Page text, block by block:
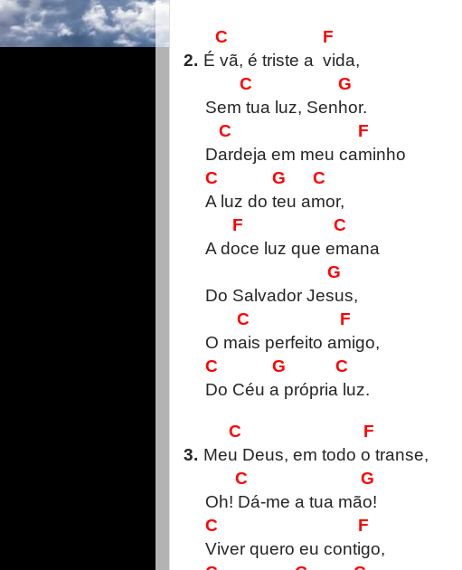
C F
2. É vã, é triste a vida,
C G
Sem tua luz, Senhor.
C F
Dardeja em meu caminho
C G C
A luz do teu amor,
F C
A doce luz que emana
G
Do Salvador Jesus,
C F
O mais perfeito amigo,
C G C
Do Céu a própria luz.
C F
3. Meu Deus, em todo o transe,
C G
Oh! Dá-me a tua mão!
C F
Viver quero eu contigo,